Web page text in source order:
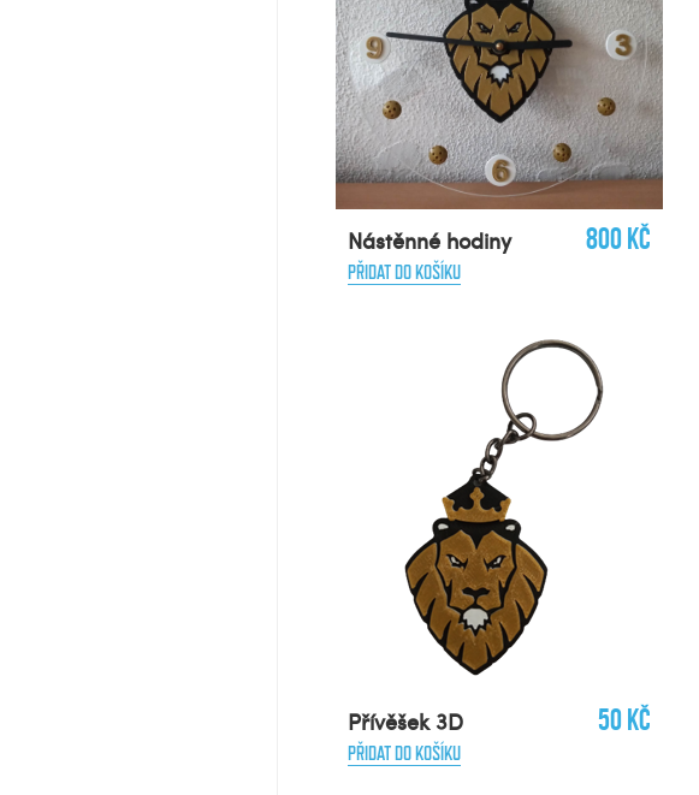
Nástěnné hodiny
PŘIDAT DO KOŠÍKU
800 Kč
Přívěšek 3D
PŘIDAT DO KOŠÍKU
50 Kč